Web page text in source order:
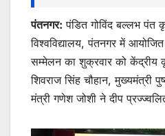
पंतनगर: पंडित गोविंद बल्लभ पंत
विश्वविद्यालय, पंतनगर में आयोजित
सम्मेलन का शुक्रवार को केंद्रीय
शिवराज सिंह चौहान, मुख्यमंत्री
मंत्री गणेश जोशी ने दीप